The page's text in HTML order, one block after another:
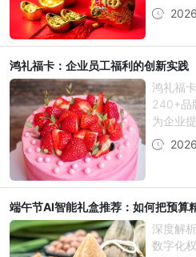
鸿礼福卡：企业员工福利的创新实践
鸿礼福
240+品
为企业提
端午节AI智能礼盒推荐：如何把预算
深度解
数字化